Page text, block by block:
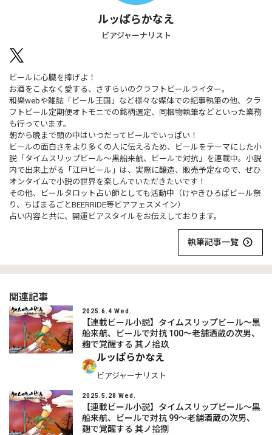
ルッぱらかなえ
ビアジャーナリスト
ビールに心臓を捧げよ！
お酒をこよなく愛する、さすらいのクラフトビールライター。
和樂webや雑誌「ビール王国」など様々な媒体での記事執筆の他、クラ
フトビール定期便オトモニでの銘柄選定、同梱物執筆などといった業務
も行っています。
朝から晩まで頭の中はいつだってビールでいっぱい！
ビールの面白さをより多くの人に伝えるため、ビールをテーマにした小
説「タイムスリップビール～黒船来航、ビールで対抗」を連載中。小説
内で出来上がる「江戸ビール」は、実際に醸造、販売予定なので、ぜひ
オンタイムで小説の世界を楽しんでいただきたいです！
その他、ビールタロット占い師としても活動中（けやきひろばビール祭
り、ちばまるごとBEERRIDE等ビアフェスメイン）
占い内容と共に、開運ビアスタイルをお伝えしております。
執筆記事一覧
関連記事
2025.6.4 Wed.
【連載ビール小説】タイムスリップビール～黒
船来航、ビールで対抗 100～老舗酒蔵の次男、
麹で覚醒する 其ノ拾玖
ルッぱらかなえ
ビアジャーナリスト
2025.5.28 Wed.
【連載ビール小説】タイムスリップビール～黒
船来航、ビールで対抗 99～老舗酒蔵の次男、
麹で覚醒する 其ノ拾捌